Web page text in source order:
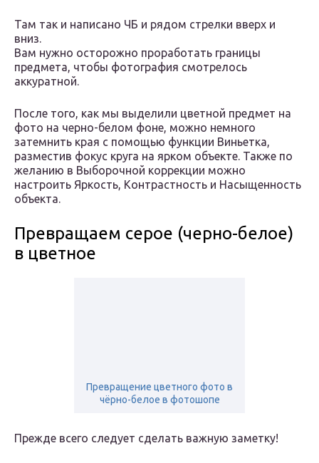
Там так и написано ЧБ и рядом стрелки вверх и
вниз.
Вам нужно осторожно проработать границы
предмета, чтобы фотография смотрелось
аккуратной.
После того, как мы выделили цветной предмет на
фото на черно-белом фоне, можно немного
затемнить края с помощью функции Виньетка,
разместив фокус круга на ярком объекте. Также по
желанию в Выборочной коррекции можно
настроить Яркость, Контрастность и Насыщенность
объекта.
Превращаем серое (черно-белое)
в цветное
Превращение цветного фото в
чёрно-белое в фотошопе
Прежде всего следует сделать важную заметку!